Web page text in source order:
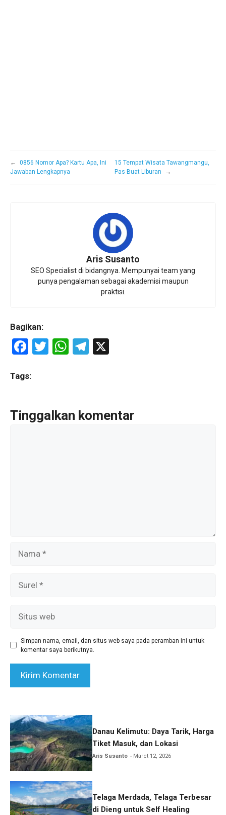
←
0856 Nomor Apa? Kartu Apa, Ini
Jawaban Lengkapnya
15 Tempat Wisata Tawangmangu,
Pas Buat Liburan
→
Aris Susanto
SEO Specialist di bidangnya. Mempunyai team yang
punya pengalaman sebagai akademisi maupun
praktisi.
Bagikan:
F
ce
o
o
T
W
A
T
a
Tags:
Tinggalkan komentar
web
Simpan nama, email, dan situs web saya pada peramban ini untuk
komentar saya berikutnya.
Danau Kelimutu: Daya Tarik, Harga
Tiket Masuk, dan Lokasi
Aris Susanto Maret 12, 2026
Telaga Merdada, Telaga Terbesar
di Dieng untuk Self Healing